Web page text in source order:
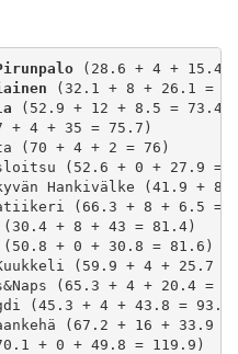
(52.9 + 12 + 8.5 = 73.4)
+ 4 + 35 = 75.7)
(70 + 4 + 2 = 76)
(52.6 + 0 + 27.9 =
Hankivälke (41.9 + 8
(66.3 + 8 + 6.5 =
+ 8 + 43 = 81.4)
+ 0 + 30.8 = 81.6)
(59.9 + 4 + 25.7 =
(65.3 + 4 + 20.4 =
(45.3 + 4 + 43.8 =
(67.2 + 16 + 33.9 =
+ 0 + 49.8 = 119.9)